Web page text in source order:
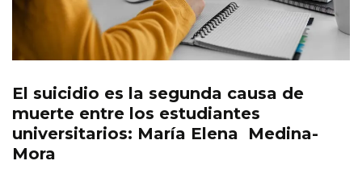
Noticias
El suicidio es la segunda causa de
muerte entre los estudiantes
universitarios: María Elena Medina-
Mora